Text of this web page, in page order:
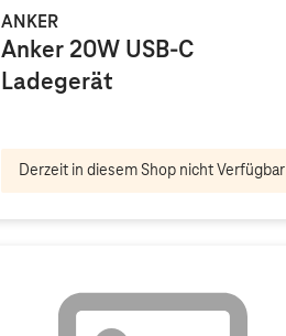
ANKER
Anker 20W USB-C
Ladegerät
Derzeit in diesem Shop nicht Verfügbar